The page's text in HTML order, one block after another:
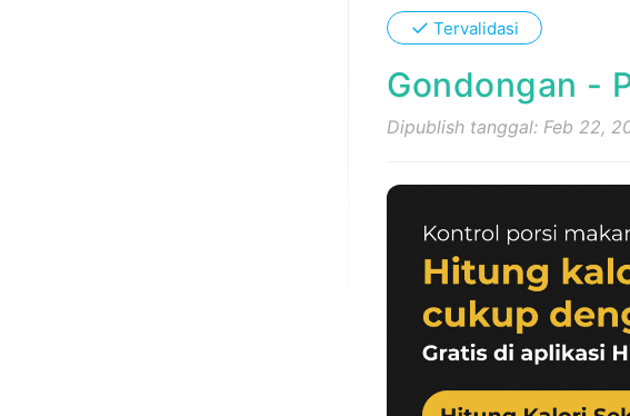
✓ Tervalidasi
Gondongan -
Dipublish tanggal: Feb 22,